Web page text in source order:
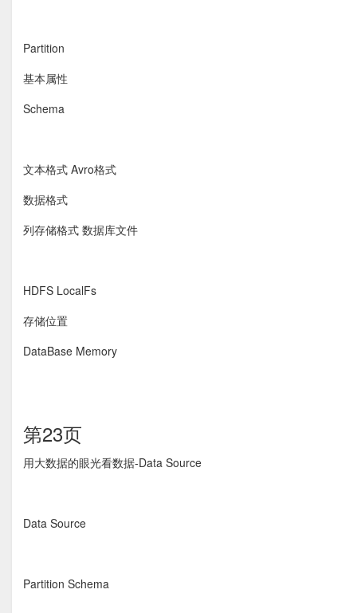
Partition
基本属性
Schema
文本格式 Avro格式
数据格式
列存储格式 数据库文件
HDFS LocalFs
存储位置
DataBase Memory
第23页
用大数据的眼光看数据-Data Source
Data Source
Partition Schema